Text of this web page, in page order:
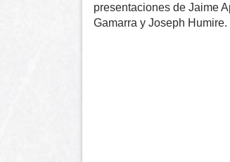
presentaciones de Jaime
Gamarra y Joseph Humire.